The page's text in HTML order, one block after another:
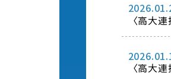
〈高大
〈高大